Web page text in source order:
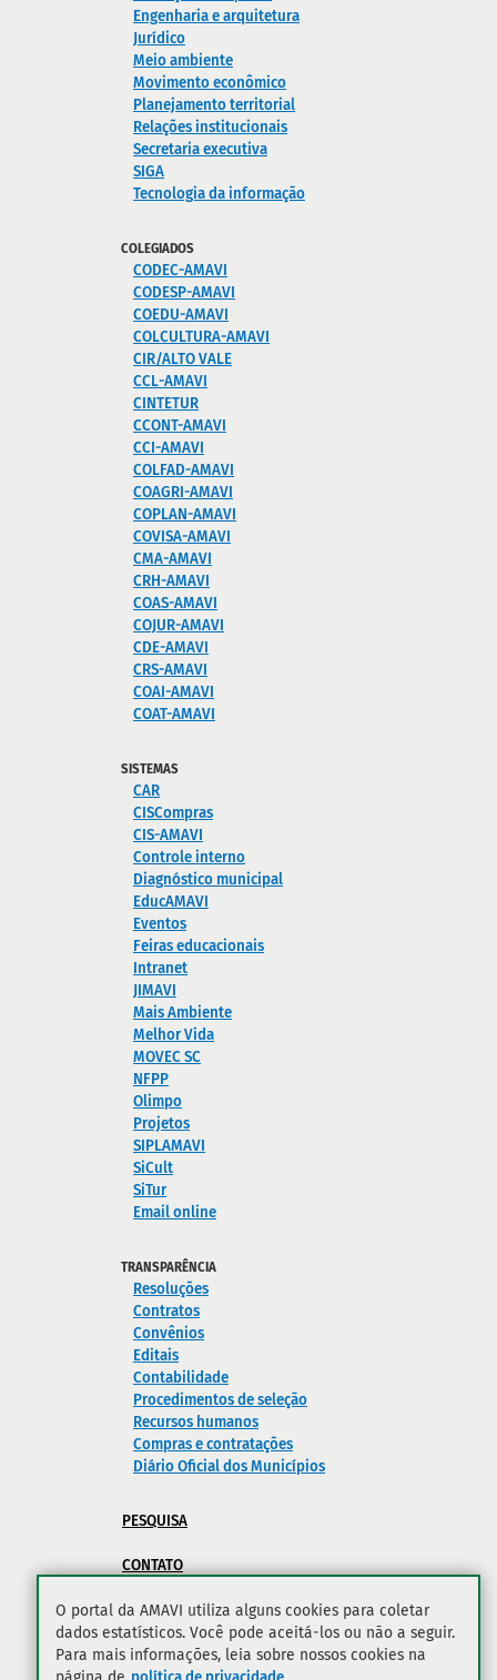
Engenharia e arquitetura
Jurídico
Meio ambiente
Movimento econômico
Planejamento territorial
Relações institucionais
Secretaria executiva
SIGA
Tecnologia da informação
COLEGIADOS
CODEC-AMAVI
CODESP-AMAVI
COEDU-AMAVI
COLCULTURA-AMAVI
CIR/ALTO VALE
CCL-AMAVI
CINTETUR
CCONT-AMAVI
CCI-AMAVI
COLFAD-AMAVI
COAGRI-AMAVI
COPLAN-AMAVI
COVISA-AMAVI
CMA-AMAVI
CRH-AMAVI
COAS-AMAVI
COJUR-AMAVI
CDE-AMAVI
CRS-AMAVI
COAI-AMAVI
COAT-AMAVI
SISTEMAS
CAR
CISCompras
CIS-AMAVI
Controle interno
Diagnóstico municipal
EducAMAVI
Eventos
Feiras educacionais
Intranet
JIMAVI
Mais Ambiente
Melhor Vida
MOVEC SC
NFPP
Olimpo
Projetos
SIPLAMAVI
SiCult
SiTur
Email online
TRANSPARÊNCIA
Resoluções
Contratos
Convênios
Editais
Contabilidade
Procedimentos de seleção
Recursos humanos
Compras e contratações
Diário Oficial dos Municípios
PESQUISA
CONTATO
POLÍTICA DE PRIVACIDADE
O portal da AMAVI utiliza alguns cookies para coletar
dados estatísticos. Você pode aceitá-los ou não a seguir.
Para mais informações, leia sobre nossos cookies na